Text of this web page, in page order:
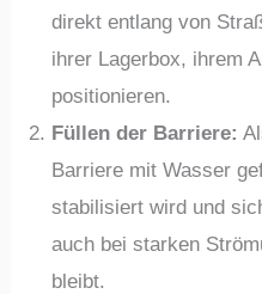
direkt entlang von
ihrer Lagerbox, ihrem
positionieren.
Füllen der Barriere:
Barriere mit Wasser
stabilisiert wird und
auch bei starken
bleibt.